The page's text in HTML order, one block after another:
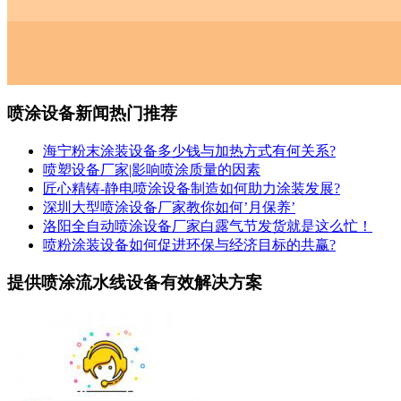
喷涂设备新闻热门推荐
海宁粉末涂装设备多少钱与加热方式有何关系?
喷塑设备厂家|影响喷涂质量的因素
匠心精铸-静电喷涂设备制造如何助力涂装发展?
深圳大型喷涂设备厂家教你如何’月保养’
洛阳全自动喷涂设备厂家白露气节发货就是这么忙！
喷粉涂装设备如何促进环保与经济目标的共赢?
提供喷涂流水线设备有效解决方案